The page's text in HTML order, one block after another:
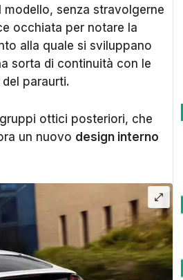
senza stravolgerne
occhiata per notare la
alla quale si sviluppano
sorta di continuità con le
paraurti.
ottici posteriori, che
un nuovo design interno